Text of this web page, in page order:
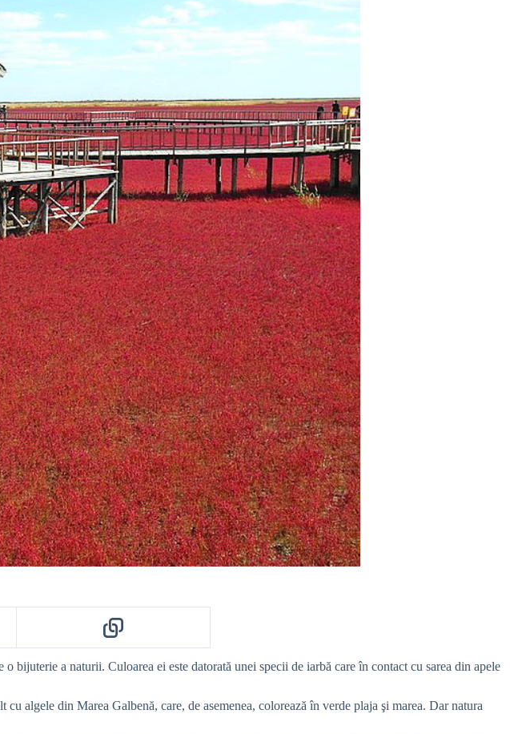
a naturii. Culoarea ei este datorată unei specii de iarbă care în contact cu sarea din apele
algele din Marea Galbenă, care, de asemenea, colorează în verde plaja şi marea. Dar natura